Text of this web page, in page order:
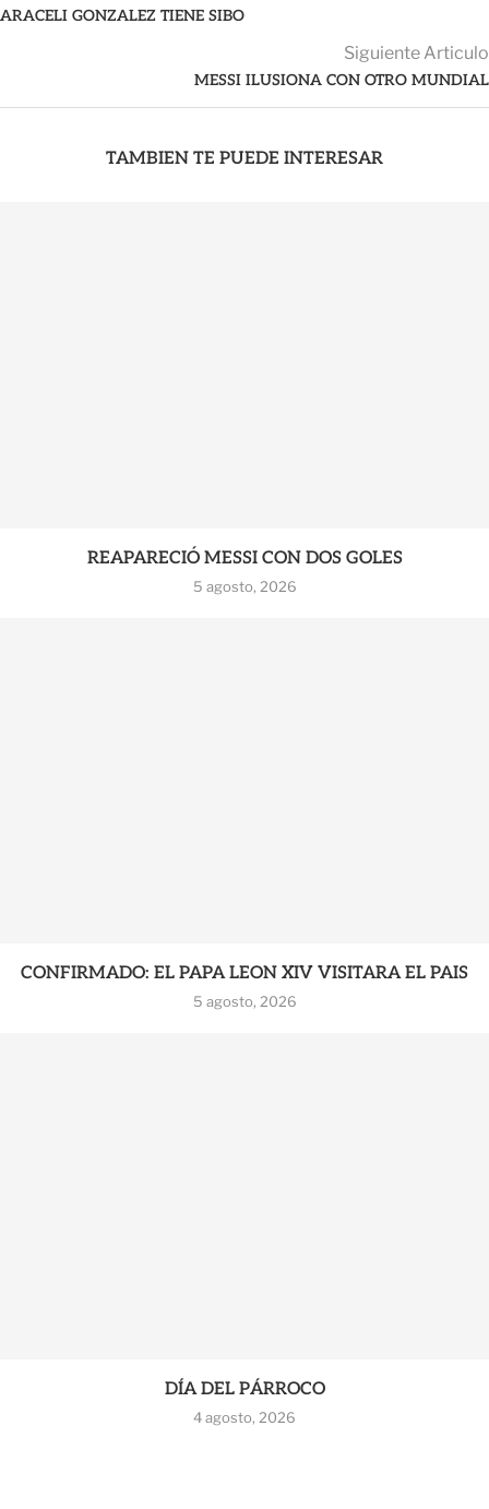
ARACELI GONZALEZ TIENE SIBO
Siguiente Articulo
MESSI ILUSIONA CON OTRO MUNDIAL
TAMBIEN TE PUEDE INTERESAR
REAPARECIÓ MESSI CON DOS GOLES
5 agosto, 2026
CONFIRMADO: EL PAPA LEON XIV VISITARA EL PAIS
5 agosto, 2026
DÍA DEL PÁRROCO
4 agosto, 2026